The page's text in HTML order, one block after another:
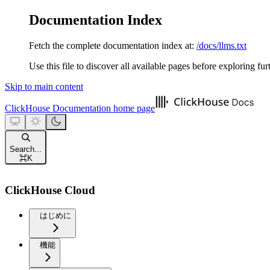
Documentation Index
Fetch the complete documentation index at: /docs/llms.txt
Use this file to discover all available pages before exploring
Skip to main content
ClickHouse Documentation home page
Search...
⌘K
ClickHouse Cloud
はじめに
機能